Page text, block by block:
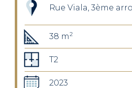
Rue Viala, 3ème
38 m2
T2
2023